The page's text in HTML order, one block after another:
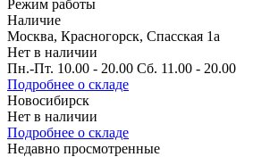
Режим работы
Наличие
Москва, Красногорск, Спасская 1а
Нет в наличии
Пн.-Пт. 10.00 - 20.00 Сб. 11.00 - 20.00
Подробнее о складе
Новосибирск
Нет в наличии
Подробнее о складе
Недавно просмотренные